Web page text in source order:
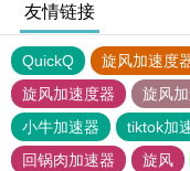
友情链接
QuickQ 旋风加速度
旋风加速度器
旋风
小牛加速器
tiktok加
回锅肉加速器
旋风